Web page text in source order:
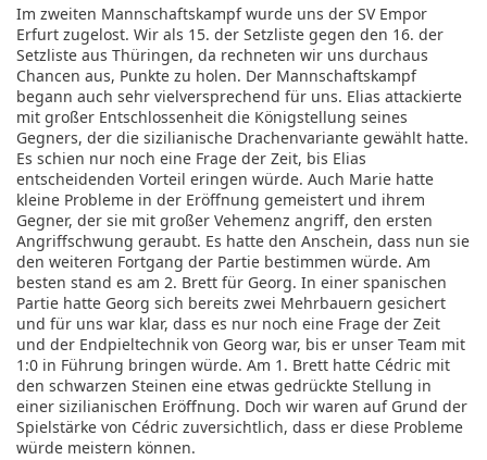
Im zweiten Mannschaftskampf wurde uns der SV Empor
Erfurt zugelost. Wir als 15. der Setzliste gegen den 16. der
Setzliste aus Thüringen, da rechneten wir uns durchaus
Chancen aus, Punkte zu holen. Der Mannschaftskampf
begann auch sehr vielversprechend für uns. Elias attackierte
mit großer Entschlossenheit die Königstellung seines
Gegners, der die sizilianische Drachenvariante gewählt hatte.
Es schien nur noch eine Frage der Zeit, bis Elias
entscheidenden Vorteil eringen würde. Auch Marie hatte
kleine Probleme in der Eröffnung gemeistert und ihrem
Gegner, der sie mit großer Vehemenz angriff, den ersten
Angriffschwung geraubt. Es hatte den Anschein, dass nun sie
den weiteren Fortgang der Partie bestimmen würde. Am
besten stand es am 2. Brett für Georg. In einer spanischen
Partie hatte Georg sich bereits zwei Mehrbauern gesichert
und für uns war klar, dass es nur noch eine Frage der Zeit
und der Endpieltechnik von Georg war, bis er unser Team mit
1:0 in Führung bringen würde. Am 1. Brett hatte Cédric mit
den schwarzen Steinen eine etwas gedrückte Stellung in
einer sizilianischen Eröffnung. Doch wir waren auf Grund der
Spielstärke von Cédric zuversichtlich, dass er diese Probleme
würde meistern können.